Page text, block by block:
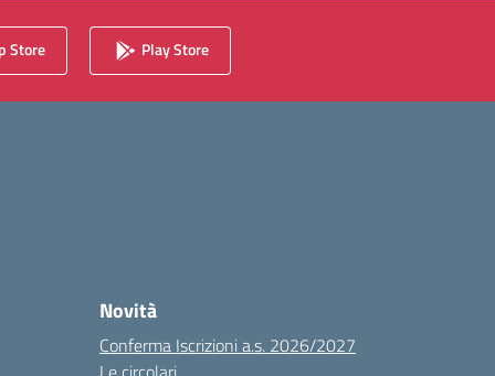
Store Play Store
Novità
Conferma Iscrizioni a.s. 2026/2027